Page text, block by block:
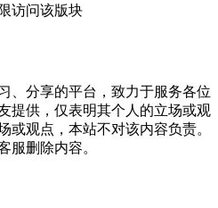
访问该版块
、分享的平台，致力于服务各位
提供，仅表明其个人的立场或观
或观点，本站不对该内容负责。
服删除内容。